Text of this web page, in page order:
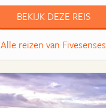
BEKIJK DEZE REIS
Alle reizen van Fivesenses